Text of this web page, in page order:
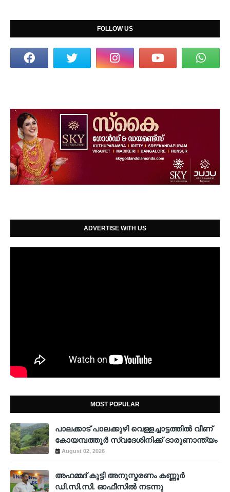
FOLLOW US
ADVERTISE WITH US
MOST POPULAR
പാലക്കാട് പാലക്കുഴി വെള്ളച്ചാട്ടത്തില്‍ വീണ്
കോയമ്പത്തൂര്‍ സ്വദേശിനിക്ക് ദാരുണാന്ത്യം
August 02, 2026
അഹമ്മദ് കുട്ടി അനുസ്മരണം കണ്ണൂർ
ഡി.സി.സി. ഓഫീസിൽ നടന്നു